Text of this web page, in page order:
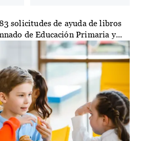
solicitudes de ayuda de libros
de Educación Primaria y...